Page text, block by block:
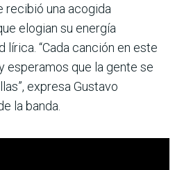
recibió una acogida
elogian su energía
“Cada canción en este
esperamos que la gente se
expresa Gustavo
la banda.